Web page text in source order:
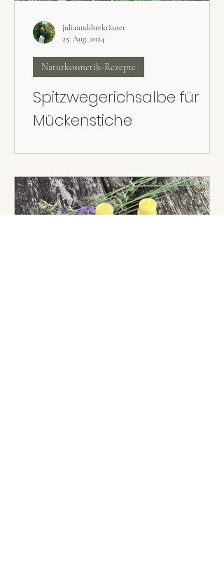
Spitzwegerichsalbe für
Mückenstiche
Gelsenstichen.
Naturkosmetik-Rezepte
juliaundihrekräuter
25. Aug. 2024